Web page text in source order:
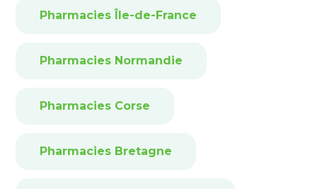
Pharmacies Île-de-France
Pharmacies Normandie
Pharmacies Corse
Pharmacies Bretagne